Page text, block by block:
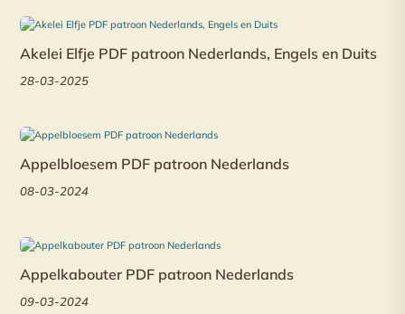
Akelei Elfje PDF patroon Nederlands, Engels en Duits
28-03-2025
Appelbloesem PDF patroon Nederlands
08-03-2024
Appelkabouter PDF patroon Nederlands
09-03-2024